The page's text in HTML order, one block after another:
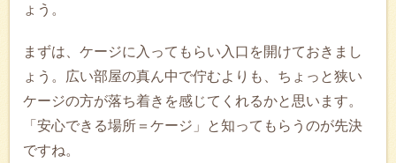
ょう。
まずは、ケージに入ってもらい入口を開けておきまし
ょう。広い部屋の真ん中で佇むよりも、ちょっと狭い
ケージの方が落ち着きを感じてくれるかと思います。
「安心できる場所＝ケージ」と知ってもらうのが先決
ですね。